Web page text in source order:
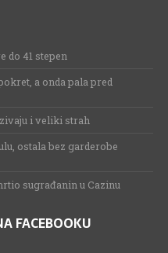
do 41 stepen
a onda pala pred
i veliki strah
ostala bez garderobe
sugrađanin u Cazinu
FACEBOOKU